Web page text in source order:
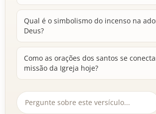
Qual é o simbolismo do incenso na
Deus?
Como as orações dos santos se
missão da Igreja hoje?